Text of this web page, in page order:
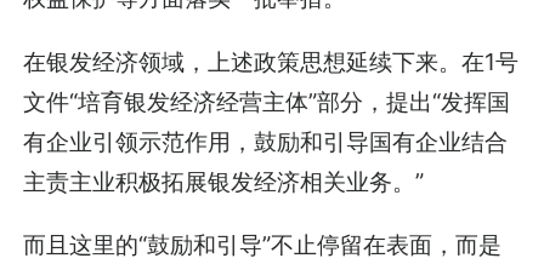
在银发经济领域，上述政策思想延续下来。在1号
文件“培育银发经济经营主体”部分，提出“发挥国
有企业引领示范作用，鼓励和引导国有企业结合
主责主业积极拓展银发经济相关业务。”
而且这里的“鼓励和引导”不止停留在表面，而是